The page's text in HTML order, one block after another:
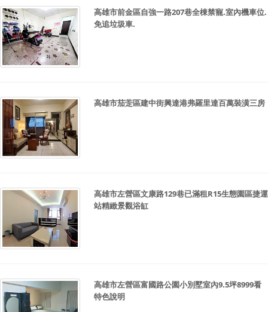
高雄市前金區自強一路207巷全棟禁寵.室內機車位.
免追垃圾車.
高雄市茄萣區建中街興達港弗羅里達百萬裝潢三房
高雄市左營區文康路129巷已滿租R15生態園區捷運
站精緻景觀浴缸
高雄市左營區富國路公園小別墅室內9.5坪8999看
特色說明